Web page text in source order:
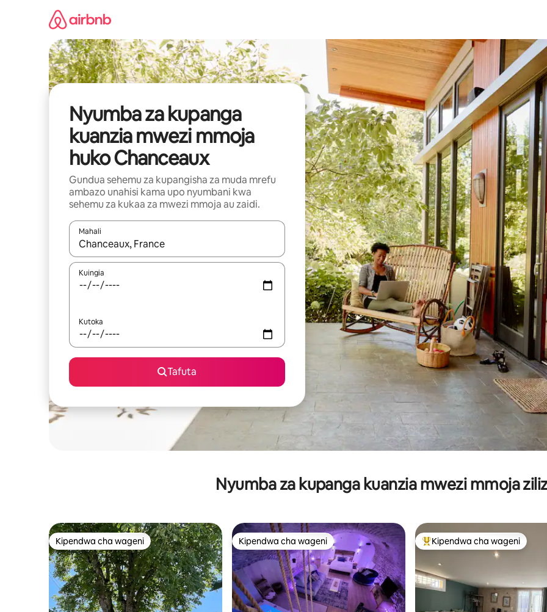
Nyumba za kupanga
kuanzia mwezi mmoja
huko Chanceaux
Gundua sehemu za kupangisha za muda mrefu
ambazo unahisi kama upo nyumbani kwa
sehemu za kukaa za mwezi mmoja au zaidi.
Mahali
Wakati matokeo yanapatikana, vinjari kwa kutumia vitufe vya vishale vya juu na chini au uchunguze kwa kugusa au
Kuingia
Kutoka
Tafuta
Nyumba za kupanga kuanzia mwezi mmoja
Kipendwa cha wageni
Kipendwa cha wageni Kipendwa cha wageni
Kipendwa cha wageni Kipendwa maarufu cha wageni
Kipendwa cha wageni